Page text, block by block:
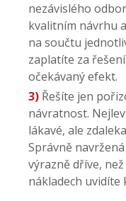
nezávislého
kvalitním návrhu
na součtu
zaplatíte za
očekávaný efekt.
3) Řešíte jen
návratnost.
lákavé, ale
Správně
výrazně dříve,
nákladech uvidíte